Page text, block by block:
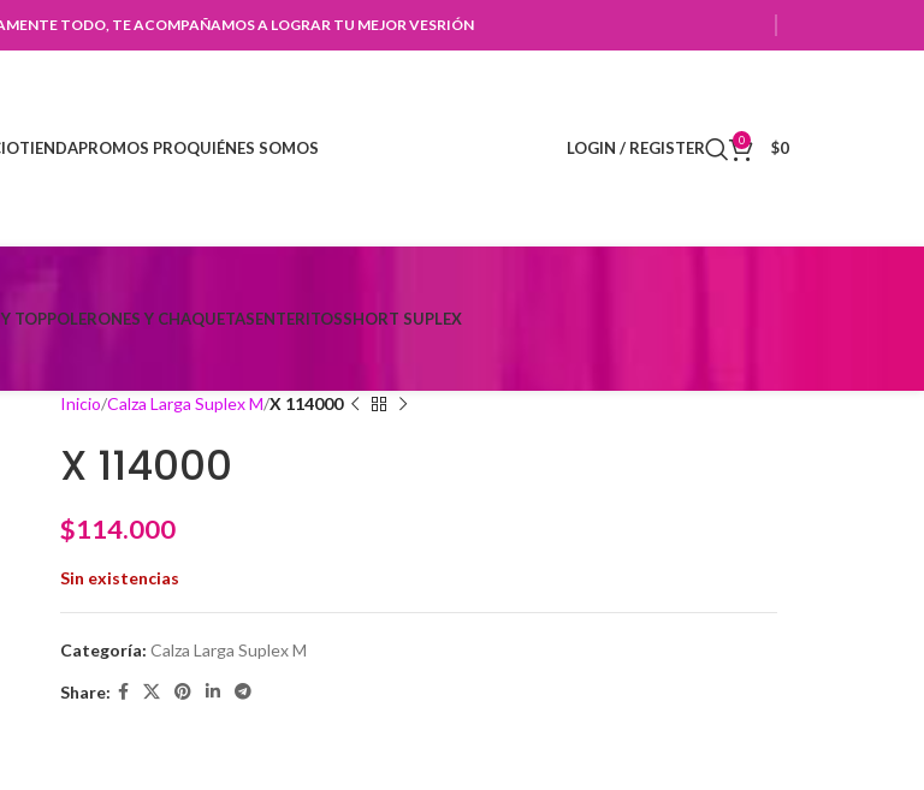
TODO, TE ACOMPAÑAMOS A LOGRAR TU MEJOR VESRIÓN
TIENDAPROMOS PROQUIÉNES SOMOS LOGIN / REGISTER 0 $0
TOPPOLERONES Y CHAQUETASENTERITOSSHORT SUPLEX
Inicio Calza Larga Suplex M X 114000
X 114000
$114.000
Sin existencias
Categoría: Calza Larga Suplex M
Share: